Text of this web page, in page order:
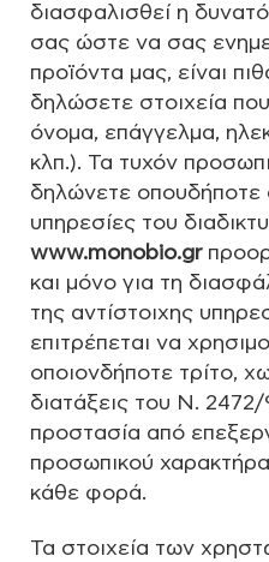
διασφαλισθεί η
σας ώστε να σας
προϊόντα μας, είναι
δηλώσετε στοιχεία
όνομα, επάγγελμα,
κλπ.). Τα τυχόν
δηλώνετε οπουδήποτε
υπηρεσίες του
www.monobio.gr
και μόνο για τη
της αντίστοιχης
επιτρέπεται να
οποιονδήποτε τρίτο,
διατάξεις του Ν.
προστασία από
προσωπικού
κάθε φορά.
Τα στοιχεία των